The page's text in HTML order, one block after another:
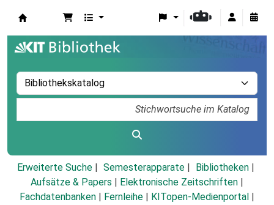
Erweiterte Suche Semesterapparate
Bibliotheken
Aufsätze & Papers
Elektronische Zeitschriften
Fachdatenbanken
Fernleihe KITopen-Medienportal